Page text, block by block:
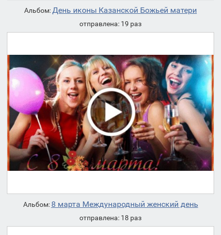
Альбом:День иконы Казанской Божьей матери
отправлена: 19 раз
Альбом: 8 марта Международный женский день
отправлена: 18 раз